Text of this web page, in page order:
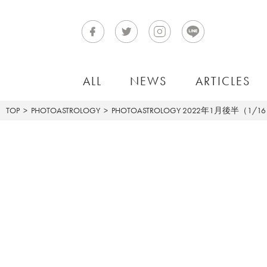
ALL NEWS ARTICLES
TOP PHOTOASTROLOGY PHOTOASTROLOGY 2022年1月後半（1/